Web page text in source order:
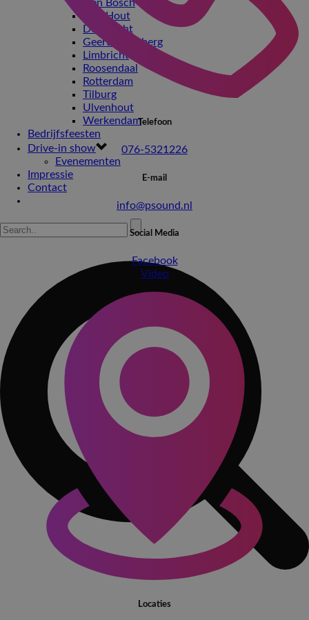
Den Bosch
Den Hout
Dordrecht
Geertruidenberg
Limbricht
Roosendaal
Rotterdam
Tilburg
Ulvenhout
Werkendam
Bedrijfsfeesten
Drive-in show
Evenementen
Impressie
Contact
Telefoon
076-5321226
E-mail
info@psound.nl
Social Media
Facebook
Video
Locaties